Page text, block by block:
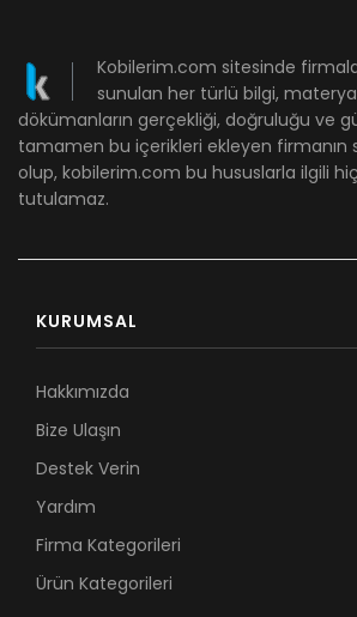
Kobilerim.com sitesinde
sunulan her türlü bilgi,
dökümanların gerçekliği, doğruluğu ve
tamamen bu içerikleri ekleyen firmanın
olup, kobilerim.com bu hususlarla ilgili
tutulamaz.
KURUMSAL
Hakkımızda
Bize Ulaşın
Destek Verin
Yardım
Firma Kategorileri
Ürün Kategorileri